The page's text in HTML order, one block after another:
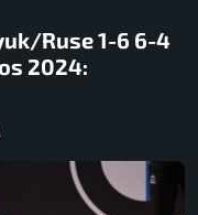
Ruse 1-6 6-4
2024: